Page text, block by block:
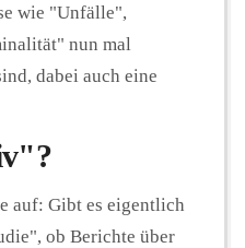
wie "Unfälle",
nun mal
dabei auch eine
auf: Gibt es eigentlich
ob Berichte über